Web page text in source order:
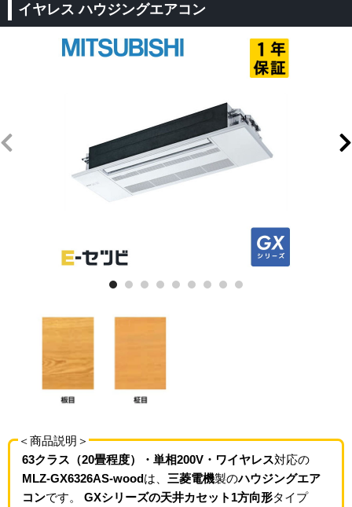
イヤレス ハウジングエアコン
＜商品説明＞
63クラス（20畳程度）・単相200V・ワイヤレス対応の
MLZ-GX6326AS-woodは、 三菱電機製のハウジングエア
コンです。 GXシリーズの天井カセット1方向形タイプ